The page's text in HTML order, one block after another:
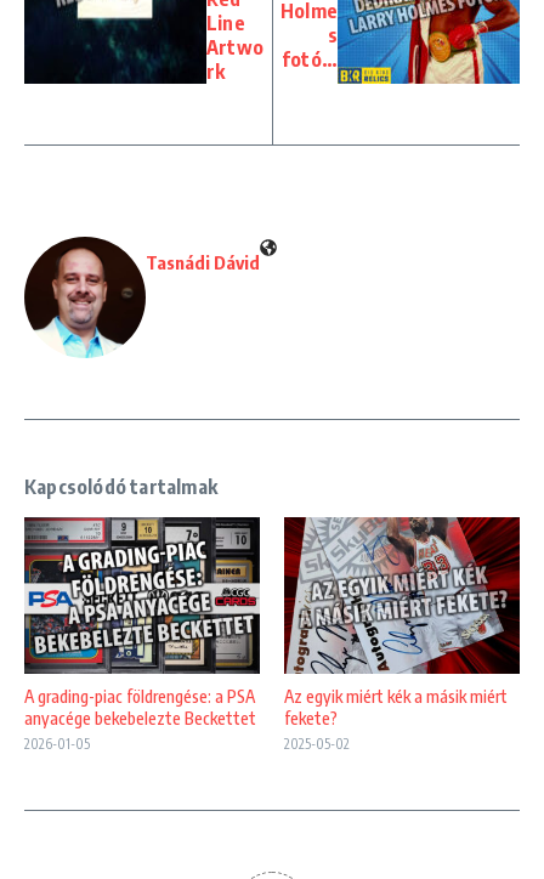
Line
Artwo
rk
Holme
s
fotó…
Tasnádi Dávid
Kapcsolódó tartalmak
A grading-piac földrengése: a PSA
anyacége bekebelezte Beckettet
2026-01-05
Az egyik miért kék a másik miért
fekete?
2025-05-02